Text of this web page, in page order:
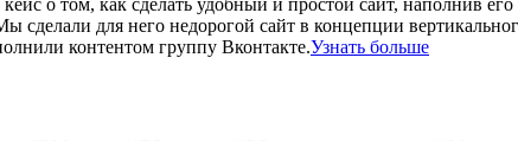
о том, как сделать удобный и простой сайт, наполнив
сделали для него недорогой сайт в концепции
контентом группу Вконтакте.Узнать больше